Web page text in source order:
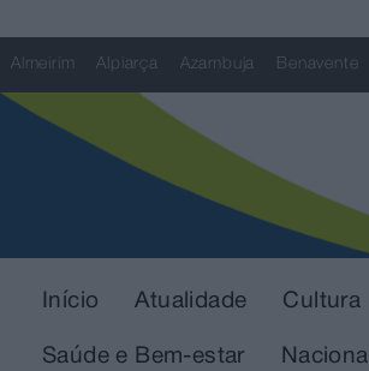
Almeirim Alpiarça Azambuja Benavente
Início Atualidade Cultura
Saúde e Bem-estar Nacional